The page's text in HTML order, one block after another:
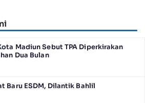
Madiun Sebut TPA Diperkirakan
Dua Bulan
Baru ESDM, Dilantik Bahlil